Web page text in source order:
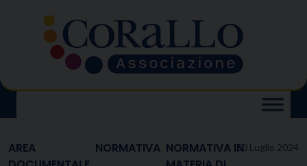
content
30 Luglio 2024
AREA
NORMATIVA NORMATIVA IN